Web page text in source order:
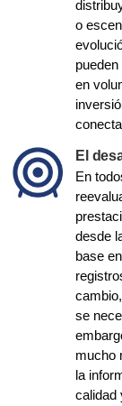
o
en
El
En
desde
base
se
mucho
la
calidad